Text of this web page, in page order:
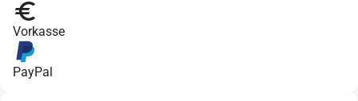
Vorkasse
PayPal